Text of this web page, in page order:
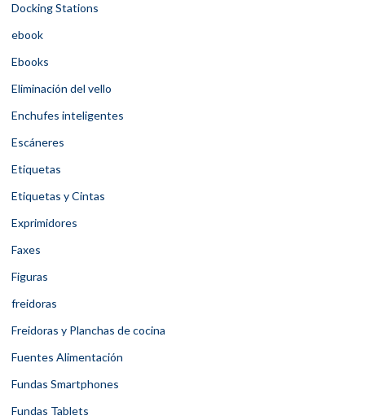
Docking Stations
ebook
Ebooks
Eliminación del vello
Enchufes inteligentes
Escáneres
Etiquetas
Etiquetas y Cintas
Exprimidores
Faxes
Figuras
freidoras
Freidoras y Planchas de cocina
Fuentes Alimentación
Fundas Smartphones
Fundas Tablets